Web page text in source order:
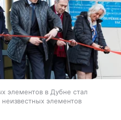
элементов в Дубне стал
неизвестных элементов